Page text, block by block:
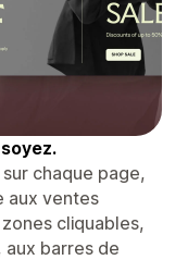
chaque page,
aux ventes
cliquables,
barres de